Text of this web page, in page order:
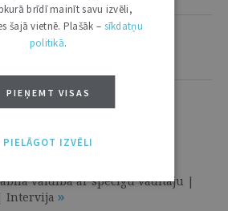
Latvijas publiskās varas
2015 | Notikums
valdība ar spēcīgu vadītāju |
Intervija
brīdī mainīt savu izvēli,
šajā vietnē. Plašāk – sīkdatņu
politikā.
PIEŅEMT VISAS
PIELĀGOT IZVĒLI